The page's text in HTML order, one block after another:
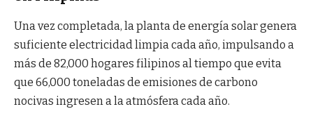
Una vez completada, la planta de energía solar genera
suficiente electricidad limpia cada año, impulsando a
más de 82,000 hogares filipinos al tiempo que evita
que 66,000 toneladas de emisiones de carbono
nocivas ingresen a la atmósfera cada año.